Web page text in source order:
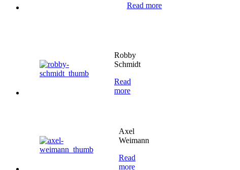
Read more
Robby
Schmidt
Read
more
Axel
Weimann
Read
more